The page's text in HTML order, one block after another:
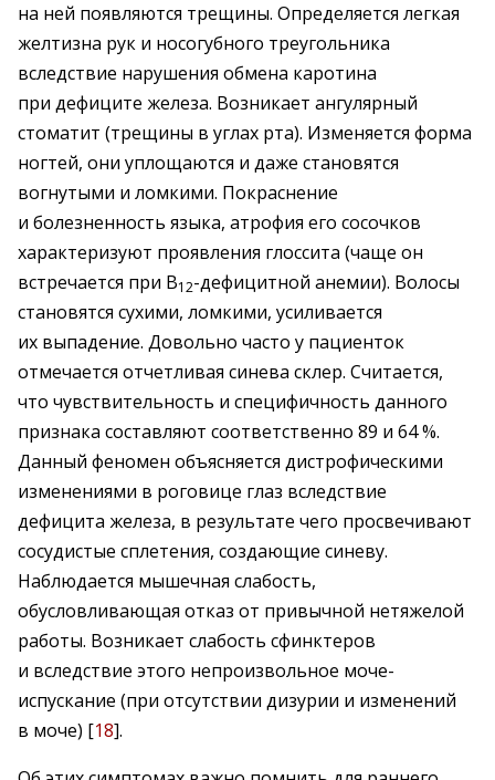
на ней появляются трещины. Определяется легкая
желтизна рук и носогубного треугольника
вследствие нарушения обмена каротина
при дефиците железа. Возникает ангулярный
стоматит (трещины в углах рта). Изменяется форма
ногтей, они уплощаются и даже становятся
вогнутыми и ломкими. Покраснение
и болезненность языка, атрофия его сосочков
характеризуют проявления глоссита (чаще он
встречается при В12-дефицитной анемии). Волосы
становятся сухими, ломкими, усиливается
их выпадение. Довольно часто у пациенток
отмечается отчетливая синева склер. Считается,
что чувствительность и специфичность данного
признака составляют соответственно 89 и 64 %.
Данный феномен объясняется дистрофическими
изменениями в роговице глаз вследствие
дефицита железа, в результате чего просвечивают
сосудистые сплетения, создающие синеву.
Наблюдается мышечная слабость,
обусловливающая отказ от привычной нетяжелой
работы. Возникает слабость сфинк­теров
и вследствие этого непроизвольное моче­
испускание (при отсутствии дизурии и изменений
в моче) [18].